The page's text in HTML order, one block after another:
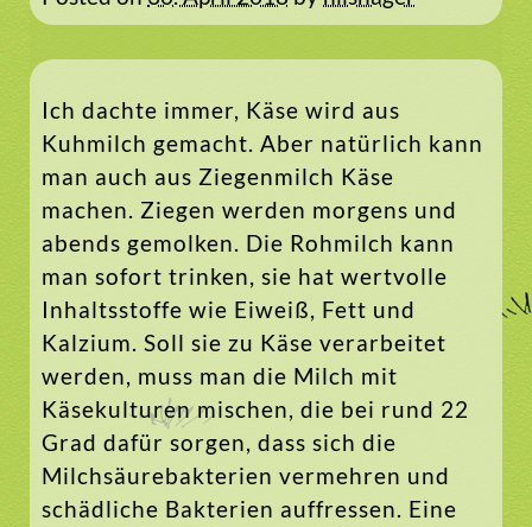
Ich dachte immer, Käse wird aus
Kuhmilch gemacht. Aber natürlich kann
man auch aus Ziegenmilch Käse
machen. Ziegen werden morgens und
abends gemolken. Die Rohmilch kann
man sofort trinken, sie hat wertvolle
Inhaltsstoffe wie Eiweiß, Fett und
Kalzium. Soll sie zu Käse verarbeitet
werden, muss man die Milch mit
Käsekulturen mischen, die bei rund 22
Grad dafür sorgen, dass sich die
Milchsäurebakterien vermehren und
schädliche Bakterien auffressen. Eine